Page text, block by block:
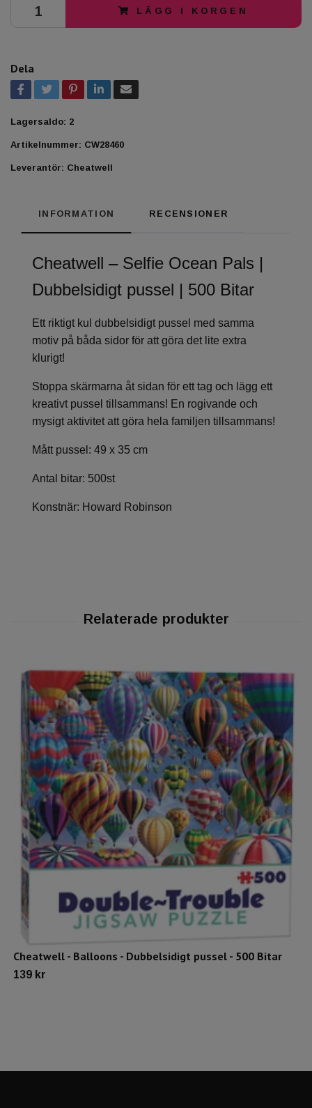
LÄGG I KORGEN
Dela
Lagersaldo: 2
Artikelnummer: CW28460
Leverantör: Cheatwell
INFORMATION RECENSIONER
Cheatwell – Selfie Ocean Pals |
Dubbelsidigt pussel | 500 Bitar
Ett riktigt kul dubbelsidigt pussel med samma
motiv på båda sidor för att göra det lite extra
klurigt!
Stoppa skärmarna åt sidan för ett tag och lägg ett
kreativt pussel tillsammans! En rogivande och
mysigt aktivitet att göra hela familjen tillsammans!
Mått pussel: 49 x 35 cm
Antal bitar: 500st
Konstnär: Howard Robinson
Cheatwell - Balloons - Dubbelsidigt pussel - 500 Bitar
139 kr